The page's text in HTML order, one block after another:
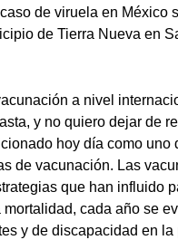
de viruela en México
de Tierra Nueva en
a nivel
y no quiero dejar de
hoy día como uno
de vacunación. Las
que han influido
cada año se
y de discapacidad en la